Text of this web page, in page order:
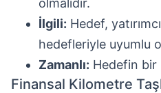
olmalıdır.
İlgili: Hedef,
hedefleriyle uyumlu
Zamanlı: Hedefin bir
Finansal Kilometre